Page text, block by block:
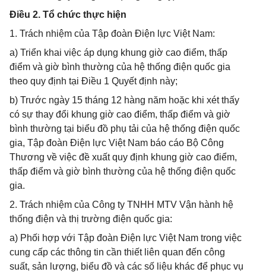
Điều 2. Tổ chức thực hiện
1. Trách nhiệm của Tập đoàn Điện lực Việt Nam:
a) Triển khai việc áp dụng khung giờ cao điểm, thấp
điểm và giờ bình thường của hệ thống điện quốc gia
theo quy định tại Điều 1 Quyết định này;
b) Trước ngày 15 tháng 12 hàng năm hoặc khi xét thấy
có sự thay đổi khung giờ cao điểm, thấp điểm và giờ
bình thường tại biểu đồ phụ tải của hệ thống điện quốc
gia, Tập đoàn Điện lực Việt Nam báo cáo Bộ Công
Thương về việc đề xuất quy định khung giờ cao điểm,
thấp điểm và giờ bình thường của hệ thống điện quốc
gia.
2. Trách nhiệm của Công ty TNHH MTV Vận hành hệ
thống điện và thị trường điện quốc gia:
a) Phối hợp với Tập đoàn Điện lực Việt Nam trong việc
cung cấp các thông tin cần thiết liên quan đến công
suất, sản lượng, biểu đồ và các số liệu khác để phục vụ